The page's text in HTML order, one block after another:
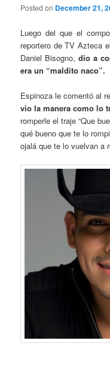
Posted on December 21,
Luego del que el
reportero de TV Azteca
Daniel Bisogno,dio a
era un “maldito naco”.
Espinoza le comentó al
vio la manera como lo
romperle el traje “Que
qué bueno que te lo
ojalá que te lo vuelvan a